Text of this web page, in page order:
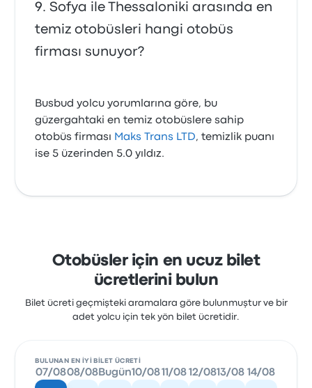
Sofya ile Thessaloniki arasında en
temiz otobüsleri hangi otobüs
firması sunuyor?
Busbud yolcu yorumlarına göre, bu
güzergahtaki en temiz otobüslere sahip
otobüs firması Maks Trans LTD, temizlik puanı
ise 5 üzerinden 5.0 yıldız.
Otobüsler için en ucuz bilet
ücretlerini bulun
Bilet ücreti geçmişteki aramalara göre bulunmuştur ve bir
adet yolcu için tek yön bilet ücretidir.
BULUNAN EN IYI BILET ÜCRETI
07/0808/08 Bugün10/0811/08 12/0813/08 14/08